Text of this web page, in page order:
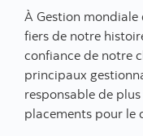
À Gestion mondiale
fiers de notre
confiance de notre
principaux
responsable de
placements pour le